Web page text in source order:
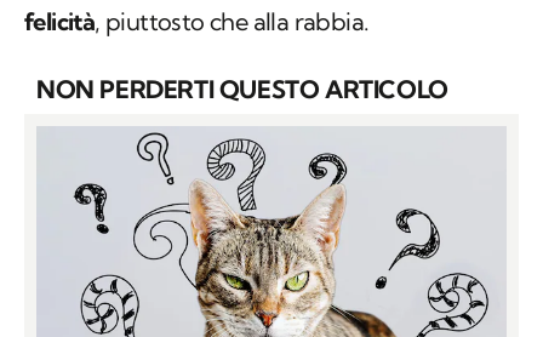
ed espressioni facciali o posturali legate alla
NON PERDERTI QUESTO ARTICOLO